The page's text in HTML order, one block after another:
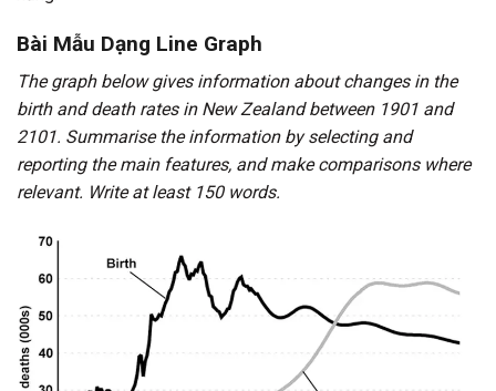
Bài Mẫu Dạng Line Graph
The graph below gives information about changes in the
birth and death rates in New Zealand between 1901 and
2101. Summarise the information by selecting and
reporting the main features, and make comparisons where
relevant. Write at least 150 words.